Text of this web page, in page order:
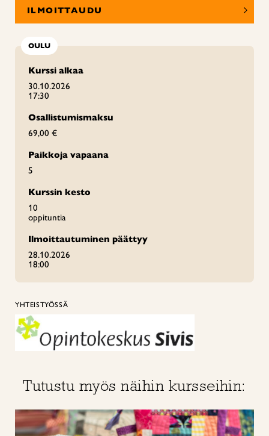
ILMOITTAUDU
OULU
Kurssi alkaa
30.10.2026
17:30
Osallistumismaksu
69,00 €
Paikkoja vapaana
5
Kurssin kesto
10
oppituntia
Ilmoittautuminen päättyy
28.10.2026
18:00
YHTEISTYÖSSÄ
Tutustu myös näihin kursseihin: